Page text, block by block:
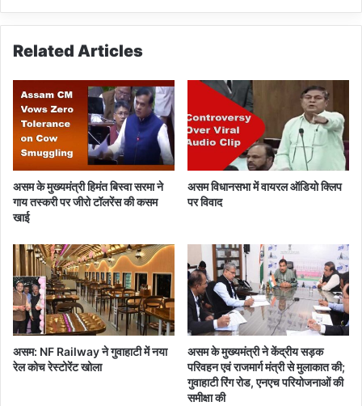
1
ता
स
मा
त्रा
ह
थि
या
र
र
गो
ला
-
बा
द
ब
Related Articles
असम के मुख्यमंत्री हिमंत बिस्वा सरमा ने
गाय तस्करी पर जीरो टॉलरेंस की कसम
खाई
असम विधानसभा में वायरल ऑडियो क्लिप
पर विवाद
असम: NF Railway ने गुवाहाटी में नया
रेल कोच रेस्टोरेंट खोला
असम के मुख्यमंत्री ने केंद्रीय सड़क
परिवहन एवं राजमार्ग मंत्री से मुलाकात की;
गुवाहाटी रिंग रोड, एनएच परियोजनाओं की
समीक्षा की